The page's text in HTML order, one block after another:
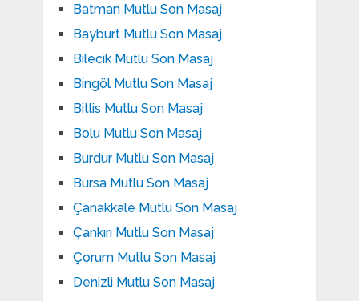
Batman Mutlu Son Masaj
Bayburt Mutlu Son Masaj
Bilecik Mutlu Son Masaj
Bingöl Mutlu Son Masaj
Bitlis Mutlu Son Masaj
Bolu Mutlu Son Masaj
Burdur Mutlu Son Masaj
Bursa Mutlu Son Masaj
Çanakkale Mutlu Son Masaj
Çankırı Mutlu Son Masaj
Çorum Mutlu Son Masaj
Denizli Mutlu Son Masaj